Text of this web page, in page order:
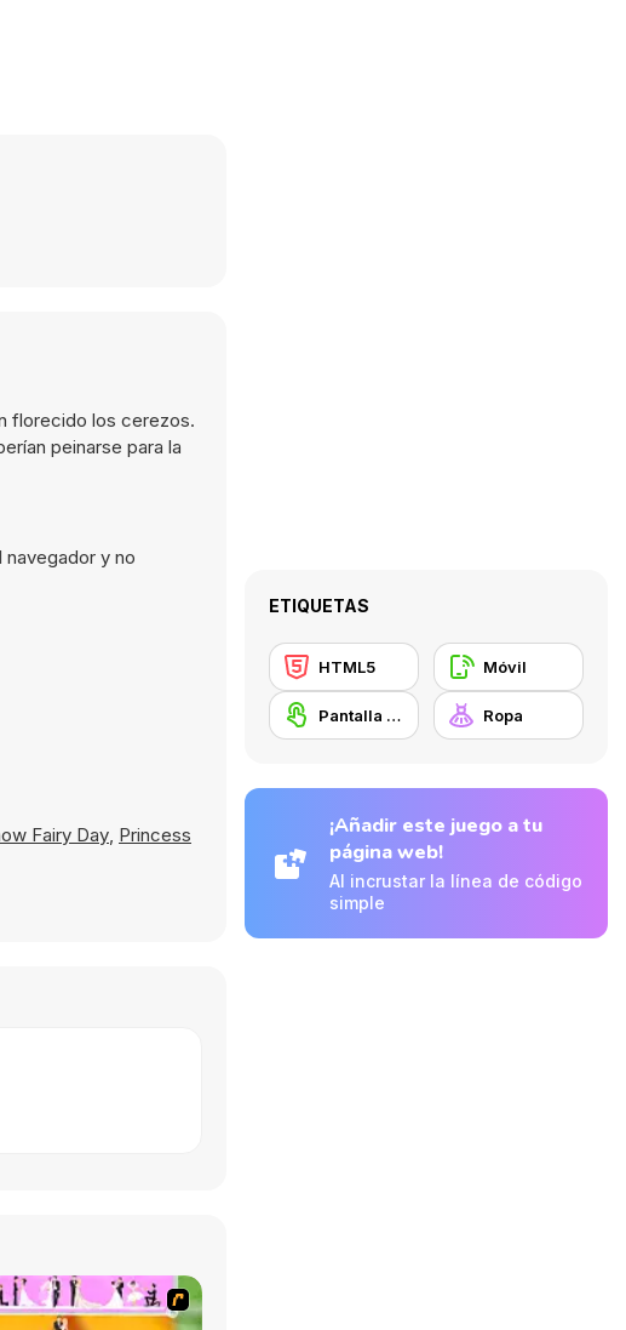
florecido los cerezos.
peinarse para la
y no
Fairy Day, Princess
ETIQUETAS
HTML5 Móvil
Pantalla táctil Ropa
¡Añadir este juego a tu
página web!
Al incrustar la línea de código
simple